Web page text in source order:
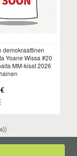
demokraattinen
Yoane Wissa #20
MM-kisat 2026